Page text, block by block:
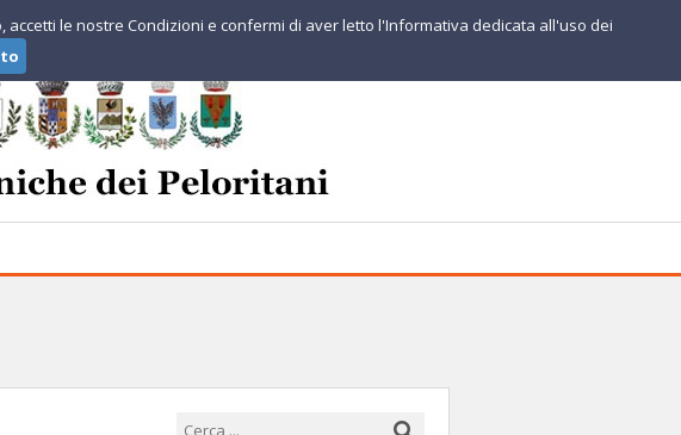
le nostre Condizioni e confermi di aver letto l'Informativa dedicata all'uso dei